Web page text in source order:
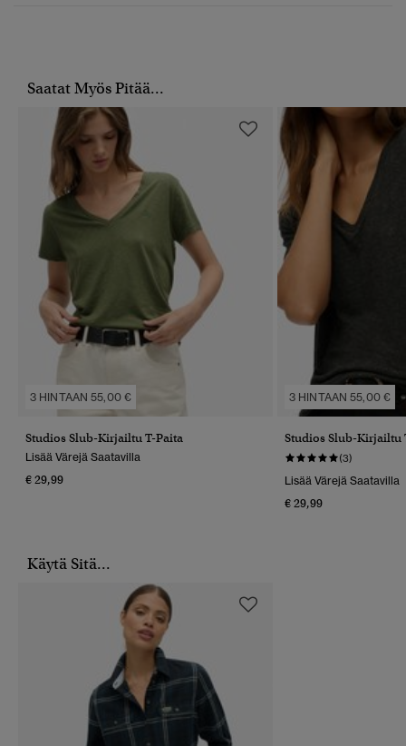
Saatat Myös Pitää...
3 HINTAAN 55,00 €
Studios Slub-Kirjailtu T-Paita
Lisää Värejä Saatavilla
€ 29,99
3 HINTAAN 55,00 €
Studios Slub-Kirjailtu
(3)
Lisää Värejä Saatavilla
€ 29,99
Käytä Sitä...